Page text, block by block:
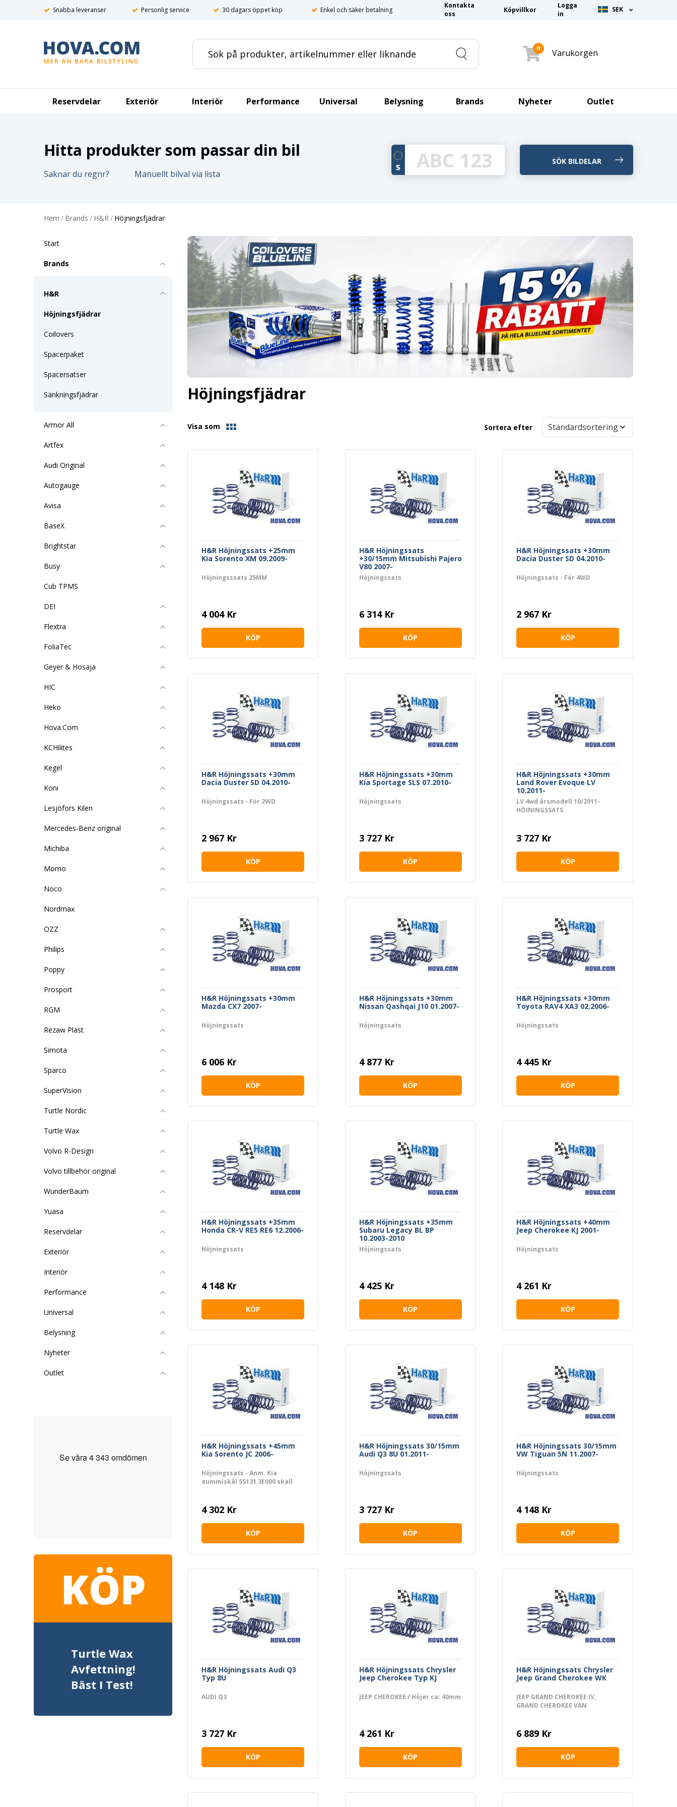
Snabba leveranser Personlig service 30 dagars öppet köp Enkel och säker betalning
Kontakta
oss
Köpvillkor
Logga
in
SEK
Search
0 Varukorgen
Reservdelar Exteriör Interiör Performance Universal Belysning Brands Nyheter Outlet
Hitta produkter som passar din bil
Saknar du regnr? Manuellt bilval via lista
Hem / Brands / H&R/ Höjningsfjädrar
Start
Brands
H&R
Höjningsfjädrar
Coilovers
Spacerpaket
Spacersatser
Sänkningsfjädrar
Armor All
Artfex
Audi Original
Autogauge
Avisa
BaseX
Brightstar
Busy
Cub TPMS
DEI
Flextra
FoliaTec
Geyer & Hosaja
HIC
Heko
Hova.Com
KCHilites
Kegel
Koni
Lesjöfors Kilen
Mercedes-Benz original
Michiba
Momo
Noco
Nordmax
OZZ
Philips
Poppy
Prosport
RGM
Rezaw Plast
Simota
Sparco
SuperVision
Turtle Nordic
Turtle Wax
Volvo R-Design
Volvo tillbehör original
WunderBaum
Yuasa
Reservdelar
Exteriör
Interiör
Performance
Universal
Belysning
Nyheter
Outlet
KÖP
Turtle Wax
Avfettning!
Bäst I Test!
Höjningsfjädrar
Visa som Sortera efter
H&R Höjningssats +25mm
Kia Sorento XM 09.2009-
Höjningsssats 25MM
4 004 Kr
KÖP
H&R Höjningssats
+30/15mm Mitsubishi Pajero
V80 2007-
Höjningssats
6 314 Kr
KÖP
H&R Höjningssats +30mm
Dacia Duster SD 04.2010-
Höjningssats - För 4WD
2 967 Kr
KÖP
H&R Höjningssats +30mm
Dacia Duster SD 04.2010-
Höjningssats - För 2WD
2 967 Kr
KÖP
H&R Höjningssats +30mm
Kia Sportage SLS 07.2010-
Höjningssats
3 727 Kr
KÖP
H&R Höjningssats +30mm
Land Rover Evoque LV
10.2011-
LV 4wd årsmodell 10/2011-
HÖJNINGSSATS
3 727 Kr
KÖP
H&R Höjningssats +30mm
Mazda CX7 2007-
Höjningssats
6 006 Kr
KÖP
H&R Höjningssats +30mm
Nissan Qashqai J10 01.2007-
Höjningssats
4 877 Kr
KÖP
H&R Höjningssats +30mm
Toyota RAV4 XA3 02.2006-
Höjningssats
4 445 Kr
KÖP
H&R Höjningssats +35mm
Honda CR-V RE5 RE6 12.2006-
Höjningssats
4 148 Kr
KÖP
H&R Höjningssats +35mm
Subaru Legacy BL BP
10.2003-2010
Höjningssats
4 425 Kr
KÖP
H&R Höjningssats +40mm
Jeep Cherokee KJ 2001-
Höjningssats
4 261 Kr
KÖP
H&R Höjningssats +45mm
Kia Sorento JC 2006-
Höjningssats - Anm. Kia
gummiskål 55131 3E000 skall
4 302 Kr
KÖP
H&R Höjningssats 30/15mm
Audi Q3 8U 01.2011-
Höjningssats
3 727 Kr
KÖP
H&R Höjningssats 30/15mm
VW Tiguan 5N 11.2007-
Höjningssats
4 148 Kr
KÖP
H&R Höjningssats Audi Q3
Typ 8U
AUDI Q3
3 727 Kr
KÖP
H&R Höjningssats Chrysler
Jeep Cherokee Typ KJ
JEEP CHEROKEE / Höjer ca: 40mm
4 261 Kr
KÖP
H&R Höjningssats Chrysler
Jeep Grand Cherokee WK
JEEP GRAND CHEROKEE IV,
GRAND CHEROKEE VAN
6 889 Kr
KÖP